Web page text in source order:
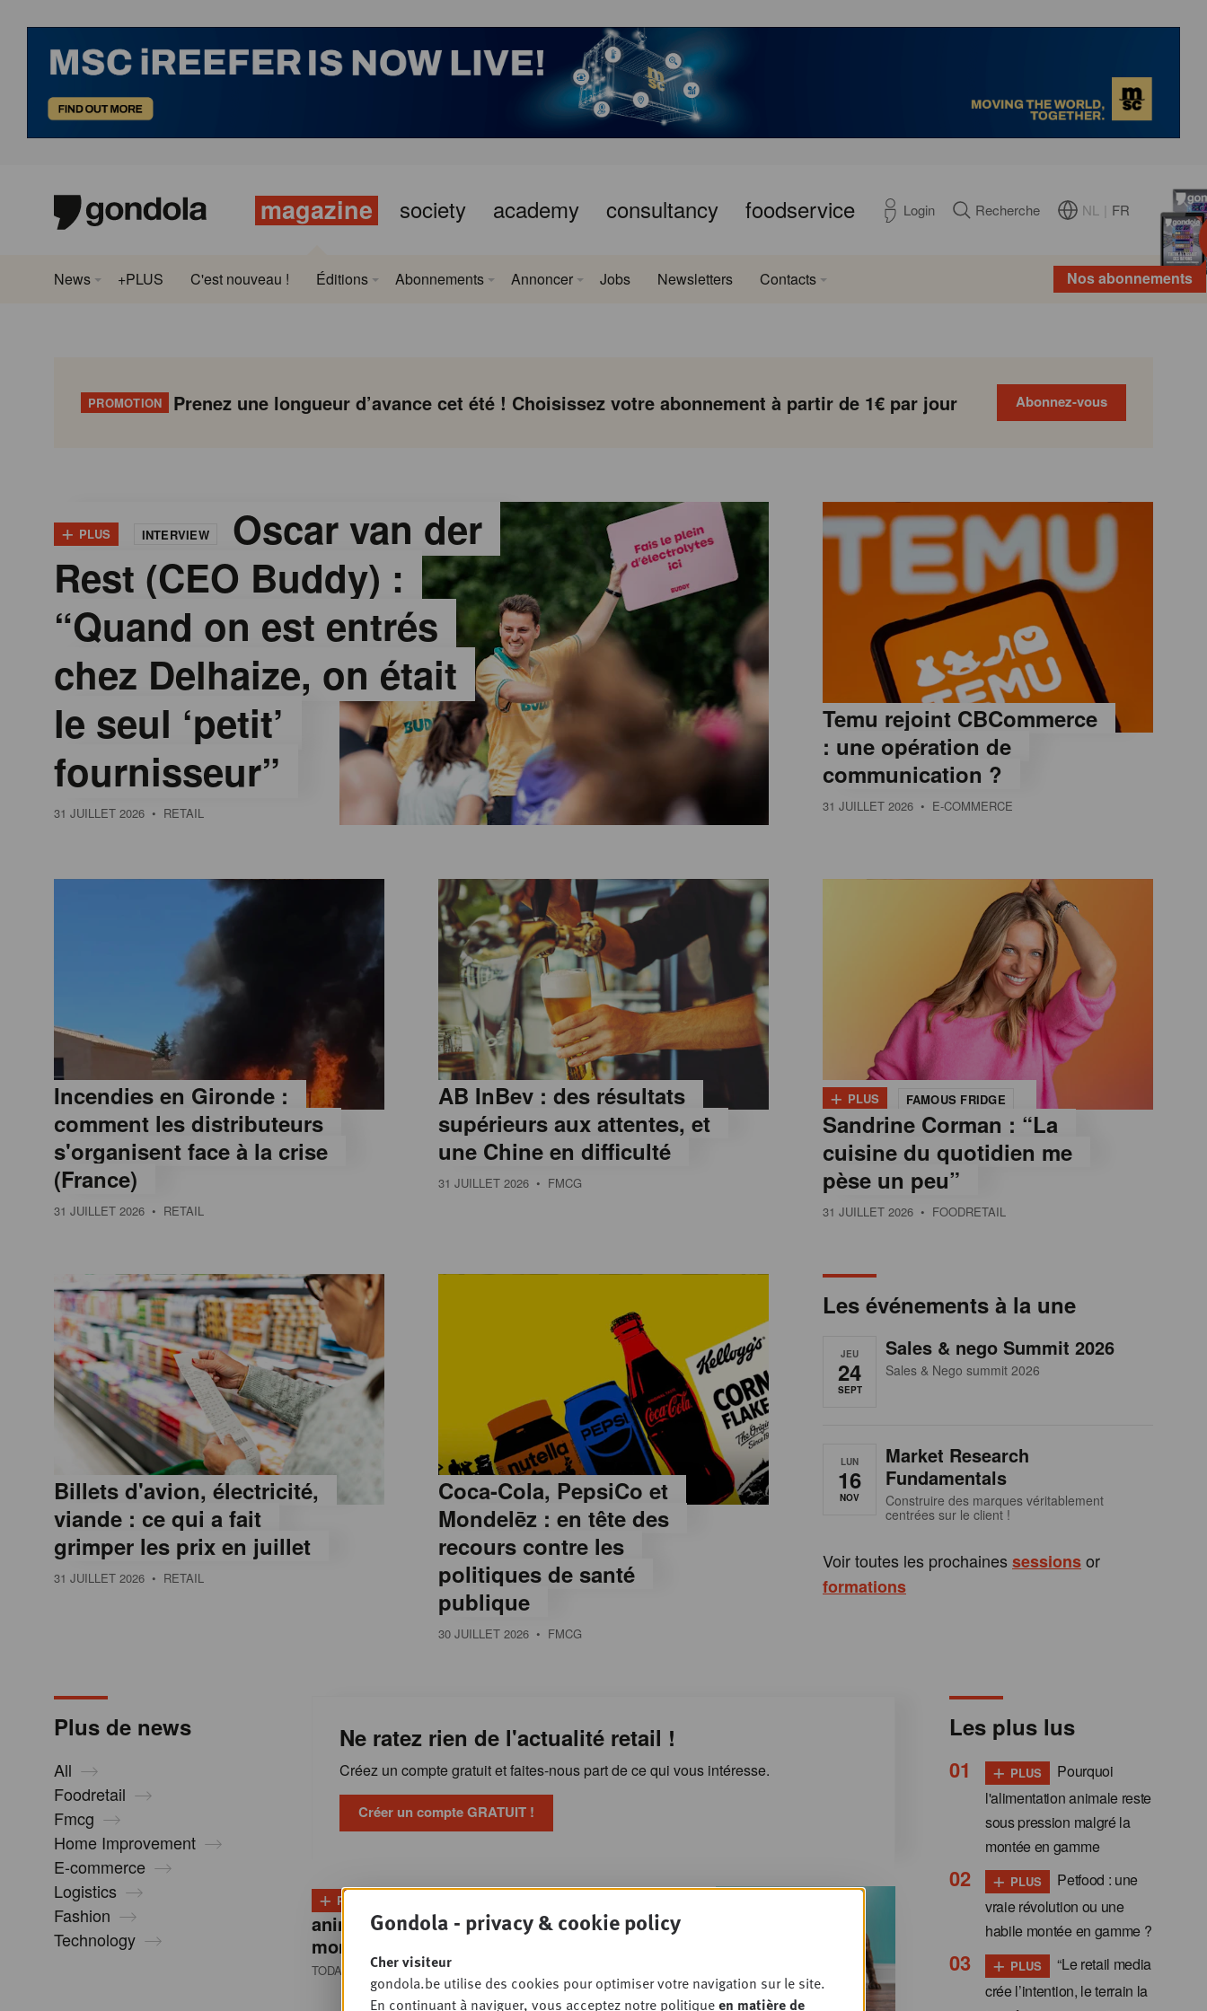
magazine society academy consultancy foodservice Login Recherche NL FR
Nos abonnements
News +PLUS C'est nouveau ! Éditions Abonnements Annoncer Jobs Newsletters Contacts
PROMOTION Prenez une longueur d’avance cet été ! Choisissez votre abonnement à partir de 1€ par jour Abonnez-vous
+ PLUS INTERVIEW
Oscar van der
Rest (CEO Buddy) :
“Quand on est entrés
chez Delhaize, on était
le seul ‘petit’
fournisseur”
31 JUILLET 2026 • RETAIL
Temu rejoint CBCommerce
: une opération de
communication ?
31 JUILLET 2026 • E-COMMERCE
Incendies en Gironde :
comment les distributeurs
s'organisent face à la crise
(France)
31 JUILLET 2026 • RETAIL
AB InBev : des résultats
supérieurs aux attentes, et
une Chine en difficulté
31 JUILLET 2026 • FMCG
+ PLUS FAMOUS FRIDGE
Sandrine Corman : “La
cuisine du quotidien me
pèse un peu”
31 JUILLET 2026 • FOODRETAIL
Billets d'avion, électricité,
viande : ce qui a fait
grimper les prix en juillet
31 JUILLET 2026 • RETAIL
Coca-Cola, PepsiCo et
Mondelēz : en tête des
recours contre les
politiques de santé
publique
30 JUILLET 2026 • FMCG
Les événements à la une
JEU
24
SEPT
Sales & nego Summit 2026
Sales & Nego summit 2026
LUN
16
NOV
Market Research
Fundamentals
Construire des marques véritablement
centrées sur le client !
Voir toutes les prochaines sessionsor
formations
Plus de news
All
Foodretail
Fmcg
Home Improvement
E-commerce
Logistics
Fashion
Technology
Ne ratez rien de l'actualité retail !
Créez un compte gratuit et faites-nous part de ce qui vous intéresse.
Créer un compte GRATUIT !
+ PLUS
Pourquoi l'alimentation
animale reste sous pression malgré la
montée en gamme
TODAY 13:00• PET STORE
Les plus lus
+ PLUS
Pourquoi
l'alimentation animale reste
sous pression malgré la
montée en gamme
+ PLUS
Petfood : une
vraie révolution ou une
habile montée en gamme ?
+ PLUS
“Le retail media
crée l’intention, le terrain la
Gondola - privacy & cookie policy
Cher visiteur
gondola.be utilise des cookies pour optimiser votre navigation sur le site.
En continuant à naviguer, vous acceptez notre politiqueen matière de